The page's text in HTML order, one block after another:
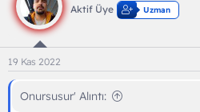
Aktif Üye Uzman
19 Kas 2022
Onursusur' Alıntı: